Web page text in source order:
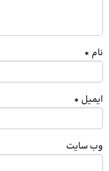
نام *
ایمیل *
وب‌ سایت